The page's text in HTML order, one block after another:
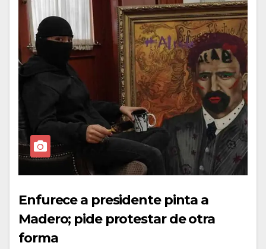
Enfurece a presidente pinta a
Madero; pide protestar de otra
forma